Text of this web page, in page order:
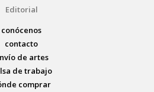
Editorial
conócenos
contacto
de artes
de trabajo
comprar